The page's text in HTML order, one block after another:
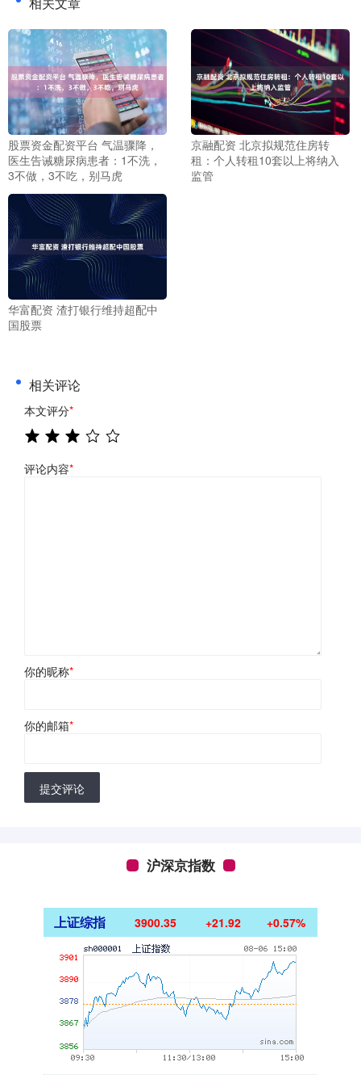
股票资金配资平台 气温骤降，
医生告诫糖尿病患者：1不洗，
3不做，3不吃，别马虎
京融配资 北京拟规范住房转
租：个人转租10套以上将纳入
监管
华富配资 渣打银行维持超配中
国股票
相关评论
本文评分*
评论内容*
你的昵称*
你的邮箱*
提交评论
沪深京指数
上证综指 3900.35 +21.92 +0.57%